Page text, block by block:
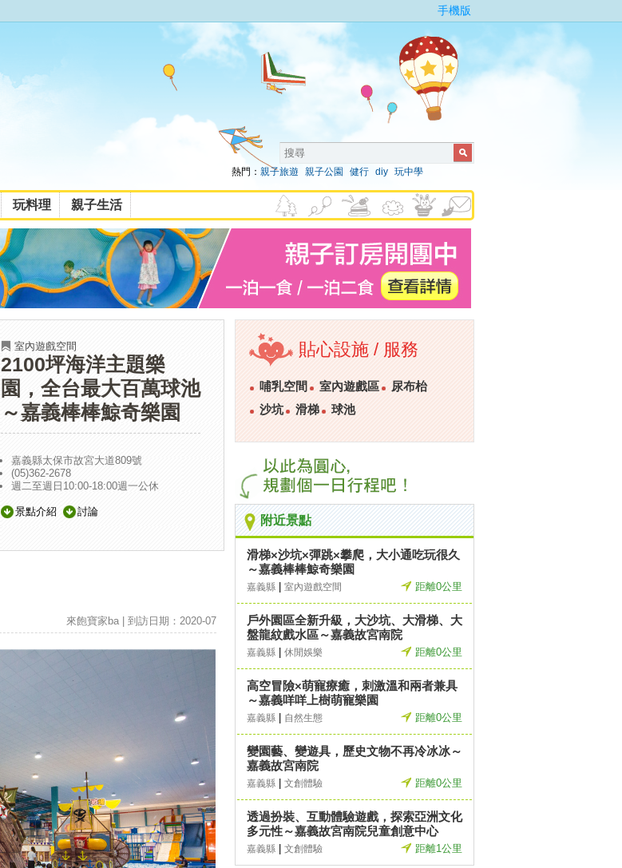
手機版
熱門： 親子旅遊 親子公園 健行 diy 玩中學
玩料理 親子生活
室內遊戲空間
2100坪海洋主題樂
園，全台最大百萬球池
～嘉義棒棒鯨奇樂園
嘉義縣太保市故宮大道809號
(05)362-2678
週二至週日10:00-18:00週一公休
景點介紹 討論
來飽寶家ba | 到訪日期：2020-07
貼心設施 / 服務
哺乳空間 室內遊戲區
尿布枱
沙坑
滑梯 球池
附近景點
滑梯×沙坑×彈跳×攀爬，大小通吃玩很久
～嘉義棒棒鯨奇樂園
嘉義縣 室內遊戲空間 距離0公里
戶外園區全新升級，大沙坑、大滑梯、大
盤龍紋戲水區～嘉義故宮南院
嘉義縣 休閒娛樂 距離0公里
高空冒險×萌寵療癒，刺激溫和兩者兼具
～嘉義咩咩上樹萌寵樂園
嘉義縣 自然生態 距離0公里
變園藝、變遊具，歷史文物不再冷冰冰～
嘉義故宮南院
嘉義縣 文創體驗 距離0公里
透過扮裝、互動體驗遊戲，探索亞洲文化
多元性～嘉義故宮南院兒童創意中心
嘉義縣 文創體驗 距離1公里